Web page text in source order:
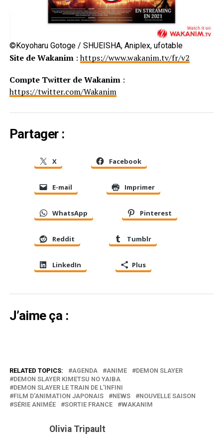
©Koyoharu Gotoge / SHUEISHA, Aniplex, ufotable
Site de Wakanim :https://www.wakanim.tv/fr/v2
Compte Twitter de Wakanim:
https://twitter.com/Wakanim
Partager :
X Facebook
E-mail Imprimer
WhatsApp Pinterest
Reddit Tumblr
LinkedIn Plus
J’aime ça :
RELATED TOPICS: AGENDA ANIME
DEMON SLAYER
DEMON SLAYER KIMETSU NO YAIBA
DEMON SLAYER LE TRAIN DE L'INFINI
FILM D'ANIMATION JAPONAIS
NEWS
NOUVELLE SAISON
SÉRIE ANIMÉE
SORTIE FRANCE WAKANIM
Olivia Tripault